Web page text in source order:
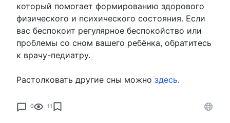
который помогает формированию здорового
физического и психического состояния. Если
вас беспокоит регулярное беспокойство или
проблемы со сном вашего ребёнка, обратитесь
к врачу-педиатру.
Растолковать другие сны можно здесь.
0 11